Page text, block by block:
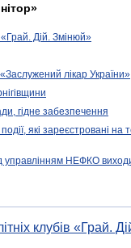
«Грай. Дій. Змінюй»
лікар України»
гідне забезпечення
які зареєстровані на
управлінням НЕФКО
клубів «Грай.